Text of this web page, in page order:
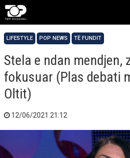
LIFESTYLE POP NEWS TË FUNDIT
Stela e ndan mendjen,
fokusuar (Plas debati
Oltit)
12/06/2021 21:12